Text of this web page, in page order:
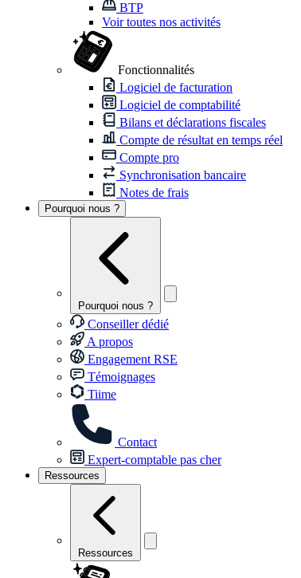
BTP
Voir toutes nos activités
Fonctionnalités
Logiciel de facturation
Logiciel de comptabilité
Bilans et déclarations fiscales
Compte de résultat en temps réel
Compte pro
Synchronisation bancaire
Notes de frais
Pourquoi nous ?
Pourquoi nous ?
Conseiller dédié
A propos
Engagement RSE
Témoignages
Tiime
Contact
Expert-comptable pas cher
Ressources
Ressources